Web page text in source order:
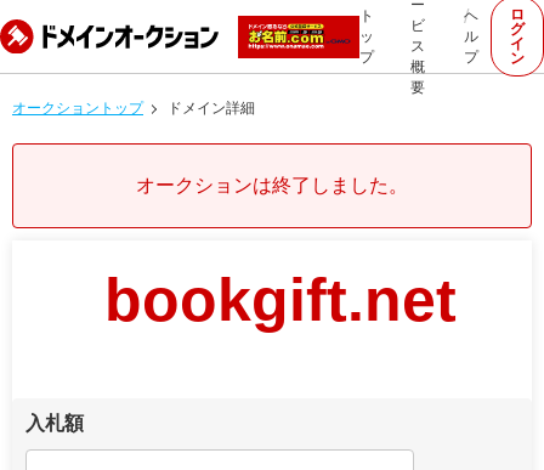
ト
ッ
プ
ー
ビ
ス
概
要
ヘ
ル
プ
ロ
グ
イ
ン
オークショントップ ドメイン詳細
オークションは終了しました。
bookgift.net
入札額